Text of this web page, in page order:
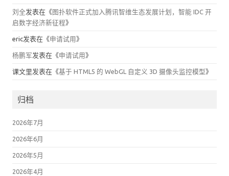
刘全发表在《 图扑软件正式加入腾讯智维生态发展计划，智能 IDC 开
启数字经济新征程》
eric发表在《申请试用 》
杨鹏军发表在《申请试用 》
课文里发表在《基于 HTML5 的 WebGL 自定义 3D 摄像头监控模型》
归档
2026年7月
2026年6月
2026年5月
2026年4月